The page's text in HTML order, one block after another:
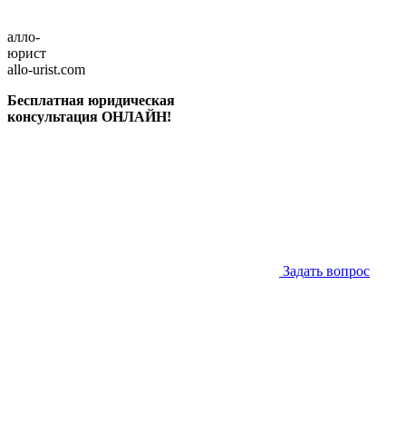
алло-
юрист
allo-urist.com
Бесплатная юридическая
консультация ОНЛАЙН!
Задать вопрос